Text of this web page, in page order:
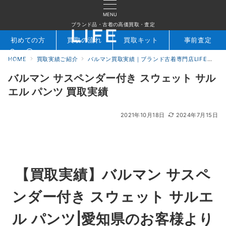
MENU
ブランド品・古着の高価買取・査定
検索 お問合せ
初めての方 買取の流れ 買取キット 事前査定
HOME 買取実績ご紹介 バルマン買取実績｜ブランド古着専門店LIFE
バルマン サスペンダー付き スウェット サル
エル パンツ 買取実績
2021年10月18日 2024年7月15日
【買取実績】バルマン サスペ
ンダー付き スウェット サルエ
ル パンツ|愛知県のお客様より